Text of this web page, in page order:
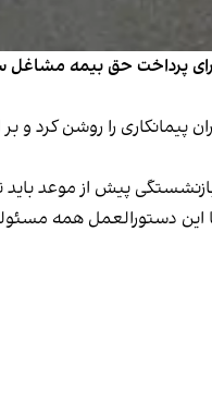
برای پرداخت حق بیمه مشاغل
درصد سخت و زیان‌آور کارگران پیمانکاری را
پیش از موعد
این دستورالعمل همه